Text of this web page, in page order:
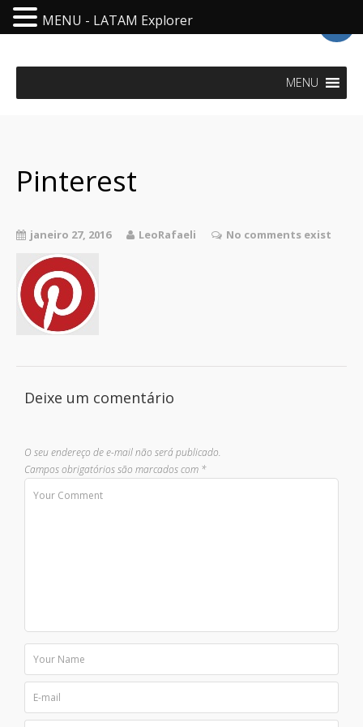
MENU
Pinterest
janeiro 27, 2016 LeoRafaeli No comments exist
Deixe um comentário
O seu endereço de e-mail não será publicado.
Campos obrigatórios são marcados com *
MENU - LATAM Explorer